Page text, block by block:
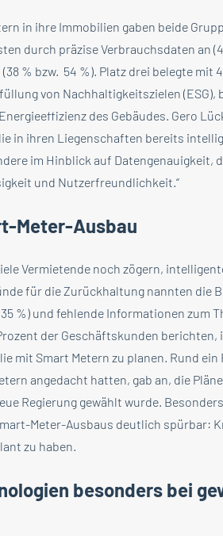
in ihre Immobilien gaben beide
durch präzise Verbrauchsdaten an
% bzw. 54 %). Platz drei belegte mit
von Nachhaltigkeitszielen (ESG),
des Gebäudes. Gero
in ihren Liegenschaften bereits
im Hinblick auf Datengenauigkeit,
und Nutzerfreundlichkeit.“
Meter-Ausbau
Vermietende noch zögern,
für die Zurückhaltung nannten die
%) und fehlende Informationen zum
der Geschäftskunden
mit Smart Metern zu planen. Rund ein
angedacht hatten, gab an, die
Regierung gewählt wurde.
Meter-Ausbaus deutlich spürbar:
zu haben.
besonders bei